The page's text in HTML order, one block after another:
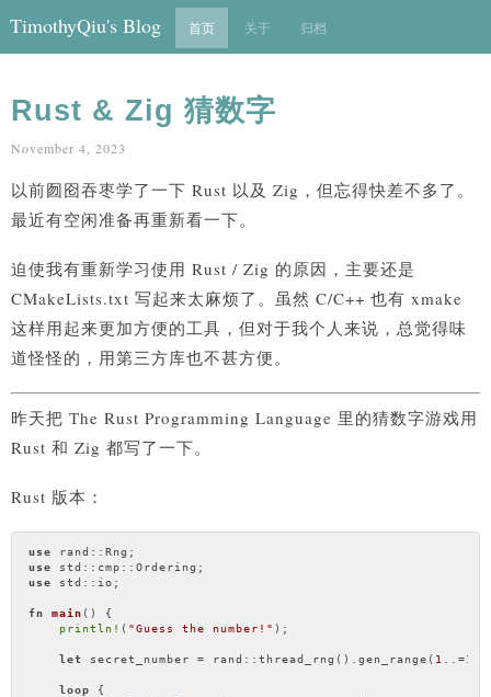
TimothyQiu's Blog 首页 关于 归档
Rust & Zig 猜数字
November 4, 2023
以前囫囵吞枣学了一下 Rust 以及 Zig，但忘得快差不多了。
最近有空闲准备再重新看一下。
迫使我有重新学习使用 Rust / Zig 的原因，主要还是
CMakeLists.txt 写起来太麻烦了。虽然 C/C++ 也有 xmake
这样用起来更加方便的工具，但对于我个人来说，总觉得味
道怪怪的，用第三方库也不甚方便。
昨天把 The Rust Programming Language 里的猜数字游戏用
Rust 和 Zig 都写了一下。
Rust 版本：
use
use
use std::io;
fn main () {
println! ( "Guess the number!" );
let secret_number = rand::thread_rng().gen_range( 1 ..=100
loop {